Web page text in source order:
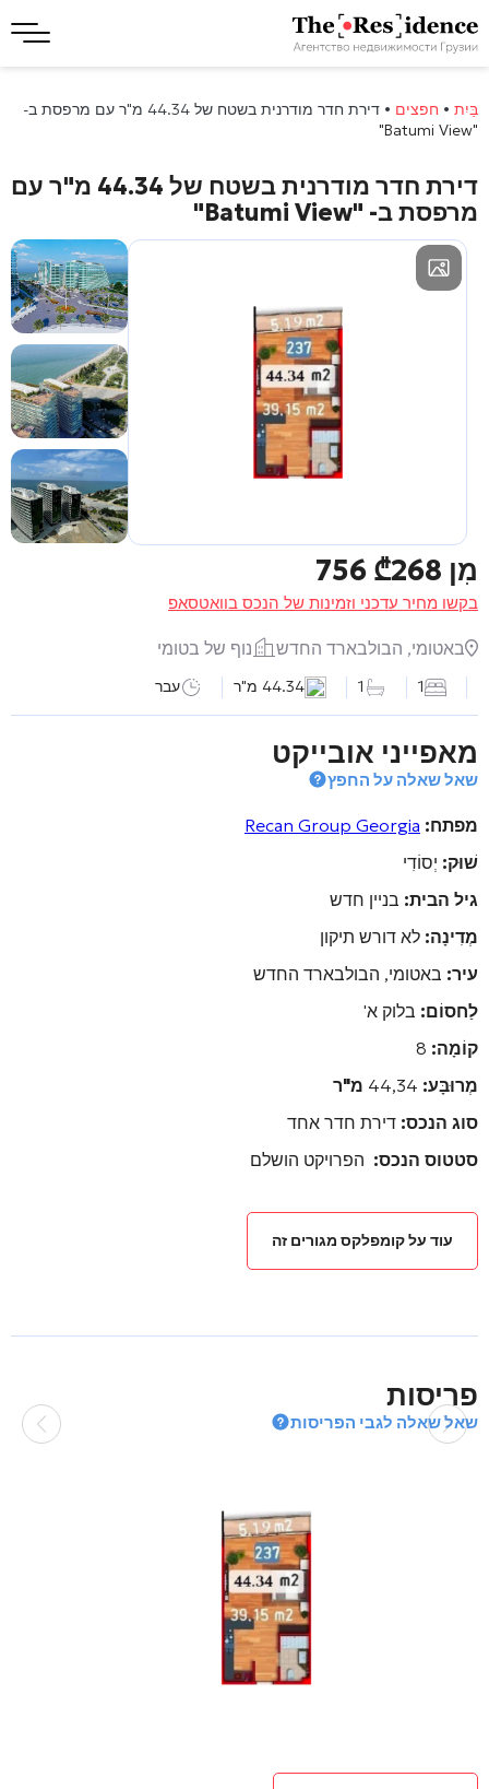
בַּיִת • חפצים • דירת חדר מודרנית בשטח של 44.34 מ"ר עם מרפסת ב-
"Batumi View"
דירת חדר מודרנית בשטח של 44.34 מ"ר עם
מרפסת ב- "Batumi View"
מִן ₾268 756
בקשו מחיר עדכני וזמינות של הנכס בוואטסאפ
באטומי, הבולבארד החדש נוף של בטומי
1
1 44.34 מ"ר עבר
מאפייני אובייקט
שאל שאלה על החפץ
מפתח: Recan Group Georgia
שׁוּק: יְסוֹדִי
גיל הבית: בניין חדש
מְדִינָה: לא דורש תיקון
עיר: באטומי, הבולבארד החדש
לַחסוֹם: בלוק א'
קוֹמָה: 8
מְרוּבָּע: 44,34 מ"ר
סוג הנכס: דירת חדר אחד
סטטוס הנכס: הפרויקט הושלם
עוד על קומפלקס מגורים זה
פריסות
שאל שאלה לגבי הפריסות